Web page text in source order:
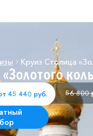
Круиз Столица
45 440 руб. 56 800